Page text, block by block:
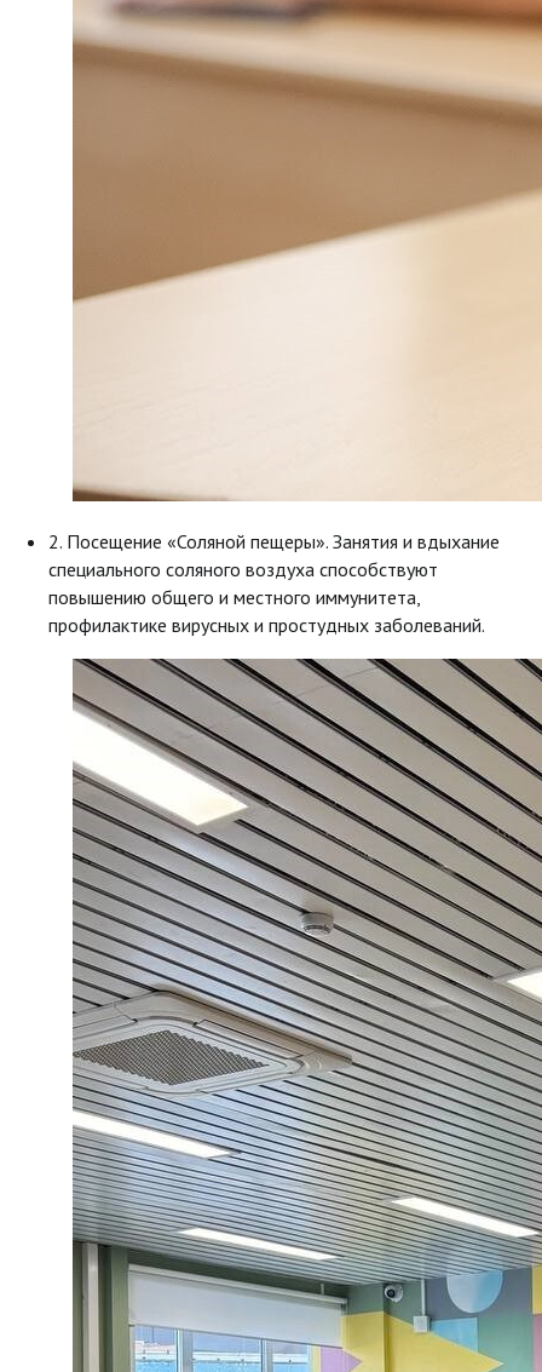
2. Посещение «Соляной пещеры». Занятия и вдыхание
специального соляного воздуха способствуют
повышению общего и местного иммунитета,
профилактике вирусных и простудных заболеваний.